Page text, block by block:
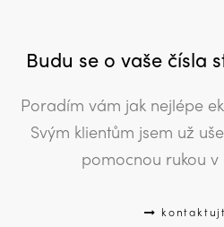
Budu se o vaše čísla
Poradím vám jak nejlépe
Svým klientům jsem už
pomocnou rukou v